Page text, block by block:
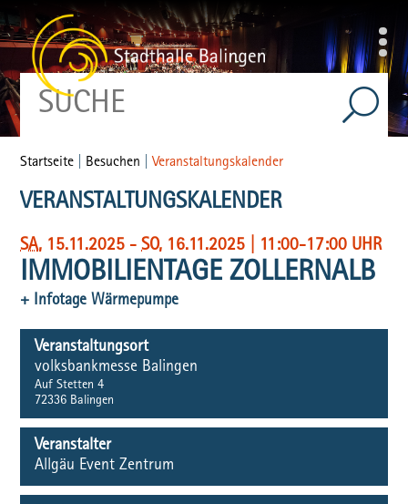
Startseite Besuchen |Veranstaltungskalender
VERANSTALTUNGSKALENDER
SA, 15.11.2025 -SO, 16.11.2025 11:00-17:00 UHR
IMMOBILIENTAGE ZOLLERNALB
+ Infotage Wärmepumpe
Veranstaltungsort
volksbankmesse Balingen
Auf Stetten 4
72336 Balingen
Veranstalter
Allgäu Event Zentrum